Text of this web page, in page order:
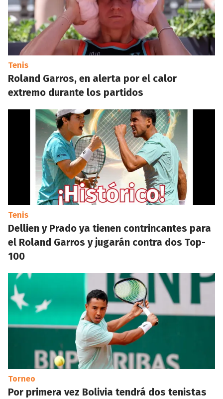
Tenis
Roland Garros, en alerta por el calor
extremo durante los partidos
Tenis
Dellien y Prado ya tienen contrincantes para
el Roland Garros y jugarán contra dos Top-
100
Torneo
Por primera vez Bolivia tendrá dos tenistas